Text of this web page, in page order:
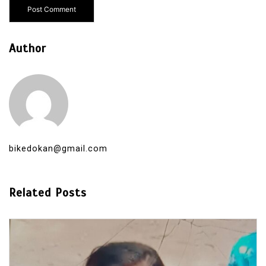
Author
bikedokan@gmail.com
Related Posts